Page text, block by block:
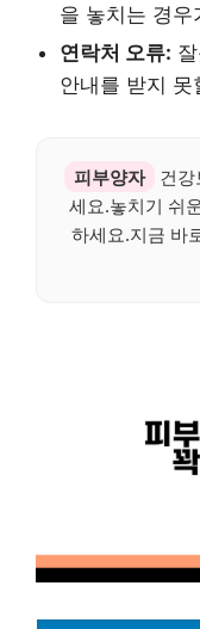
을 놓치는 경우
연락처 오류:
안내를 받지 못
피부양자
건
세요.놓치기 쉬
하세요.지금 바